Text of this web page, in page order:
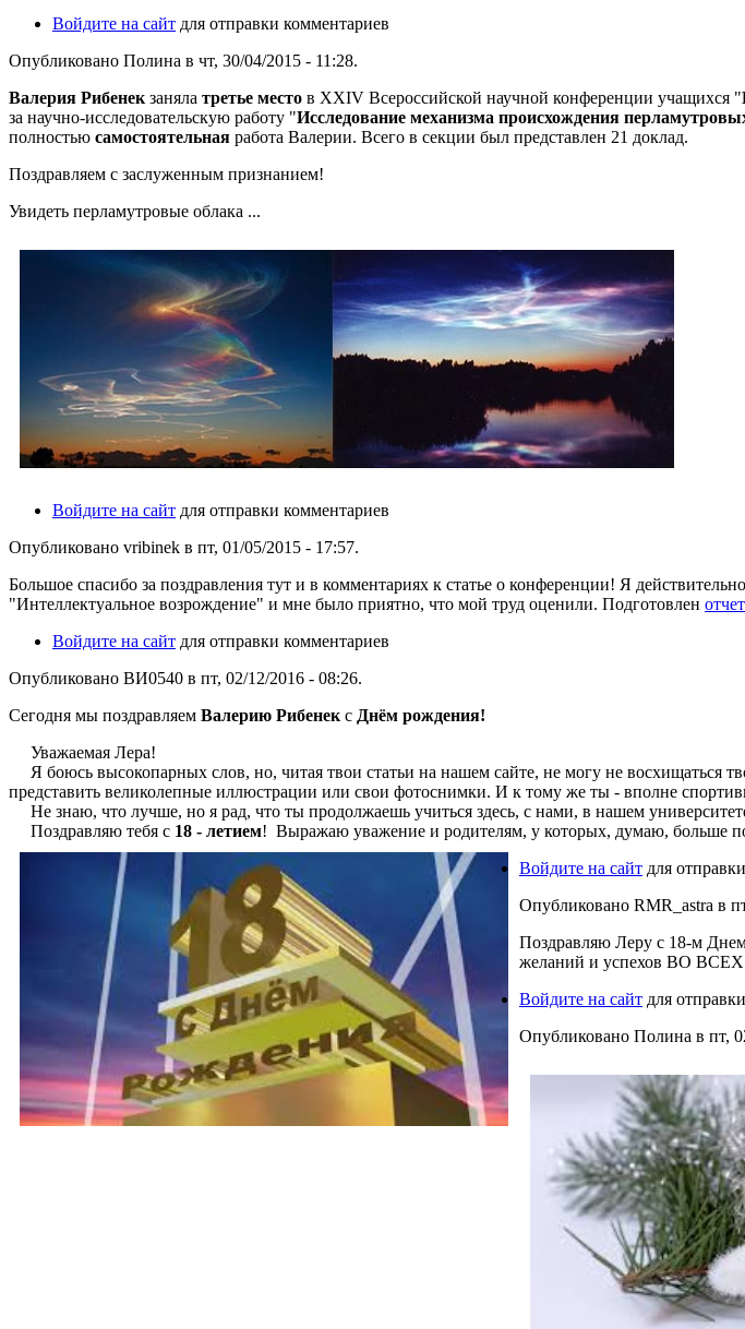
Войдите на сайт для отправки комментариев
Опубликовано Полина в чт, 30/04/2015 - 11:28.
Валерия Рибенек заняла третье место в ХХIV Всероссийской научной конференции учащихся "
за научно-исследовательскую работу "Исследование механизма происхождения
полностью самостоятельная работа Валерии. Всего в секции был представлен 21 доклад.
Поздравляем с заслуженным признанием!
Увидеть перламутровые облака ...
Войдите на сайт для отправки комментариев
Опубликовано vribinek в пт, 01/05/2015 - 17:57.
Большое спасибо за поздравления тут и в комментариях к статье о конференции! Я
"Интеллектуальное возрождение" и мне было приятно, что мой труд оценили. Подготовлен отчет
Войдите на сайт для отправки комментариев
Опубликовано ВИ0540 в пт, 02/12/2016 - 08:26.
Сегодня мы поздравляем Валерию Рибенек с Днём рождения!
Уважаемая Лера!
Я боюсь высокопарных слов, но, читая твои статьи на нашем сайте, не могу не восхищаться
представить великолепные иллюстрации или свои фотоснимки. И к тому же ты - вполне
Не знаю, что лучше, но я рад, что ты продолжаешь учиться здесь, с нами, в нашем
Поздравляю тебя с 18 - летием! Выражаю уважение и родителям, у которых, думаю, больше
Войдите на сайт для
Опубликовано RMR_astra в
Поздравляю Леру с 18-м
желаний и успехов ВО
Войдите на сайт для
Опубликовано Полина в пт,